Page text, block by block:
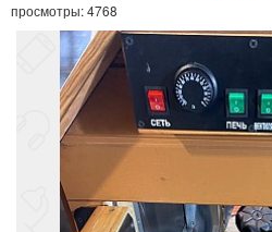
просмотры: 4768